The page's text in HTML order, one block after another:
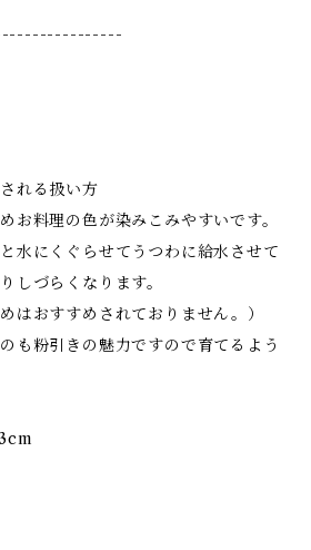
れる扱い方
お料理の色が染みこみやすいです。
水にくぐらせてうつわに給水させて
しづらくなります。
はおすすめされておりません。）
も粉引きの魅力ですので育てるよう